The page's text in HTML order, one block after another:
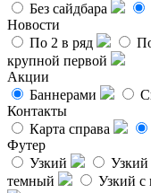
Без сайдбара
Новости
По 2 в ряд
крупной первой
Акции
Баннерами
Контакты
Карта справа
Футер
Узкий
темный
Узкий